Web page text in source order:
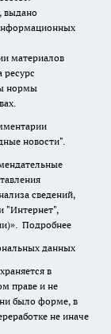
выдано
материалов
ресурс
нормы
новости".
сведений,
"Интернет",
Подробнее
данных
в
праве и не
было форме, в
не иначе